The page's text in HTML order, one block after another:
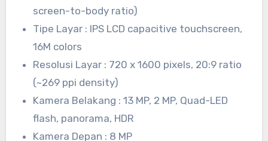
screen-to-body ratio)
Tipe Layar : IPS LCD capacitive touchscreen,
16M colors
Resolusi Layar : 720 x 1600 pixels, 20:9 ratio
(~269 ppi density)
Kamera Belakang : 13 MP, 2 MP, Quad-LED
flash, panorama, HDR
Kamera Depan : 8 MP